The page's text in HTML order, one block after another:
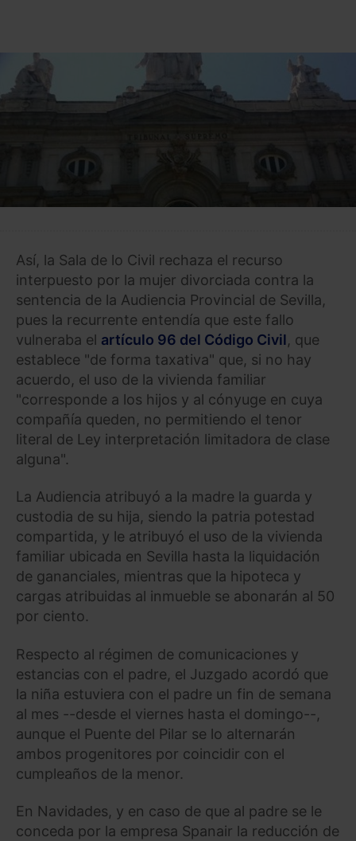
Así, la Sala de lo Civil rechaza el recurso
interpuesto por la mujer divorciada contra la
sentencia de la Audiencia Provincial de Sevilla,
pues la recurrente entendía que este fallo
vulneraba el artículo 96 del Código Civil, que
establece "de forma taxativa" que, si no hay
acuerdo, el uso de la vivienda familiar
"corresponde a los hijos y al cónyuge en cuya
compañía queden, no permitiendo el tenor
literal de Ley interpretación limitadora de clase
alguna".
La Audiencia atribuyó a la madre la guarda y
custodia de su hija, siendo la patria potestad
compartida, y le atribuyó el uso de la vivienda
familiar ubicada en Sevilla hasta la liquidación
de gananciales, mientras que la hipoteca y
cargas atribuidas al inmueble se abonarán al 50
por ciento.
Respecto al régimen de comunicaciones y
estancias con el padre, el Juzgado acordó que
la niña estuviera con el padre un fin de semana
al mes --desde el viernes hasta el domingo--,
aunque el Puente del Pilar se lo alternarán
ambos progenitores por coincidir con el
cumpleaños de la menor.
En Navidades, y en caso de que al padre se le
conceda por la empresa Spanair la reducción de